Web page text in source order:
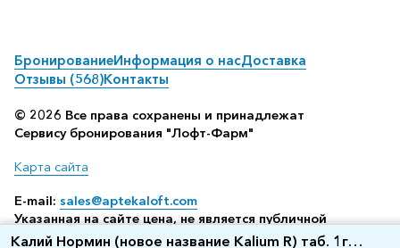
Калий Нормин (новое название Kalium R) таб. 1г
БронированиеИнформация о насДоставка
Отзывы (568)Контакты
© 2026 Все права сохранены и принадлежат
Сервису бронирования "Лофт-Фарм"
Карта сайта
E-mail: sales@aptekaloft.com
Указанная на сайте цена, не является публичной
офертой, а всего лишь отображает среднюю стоимость